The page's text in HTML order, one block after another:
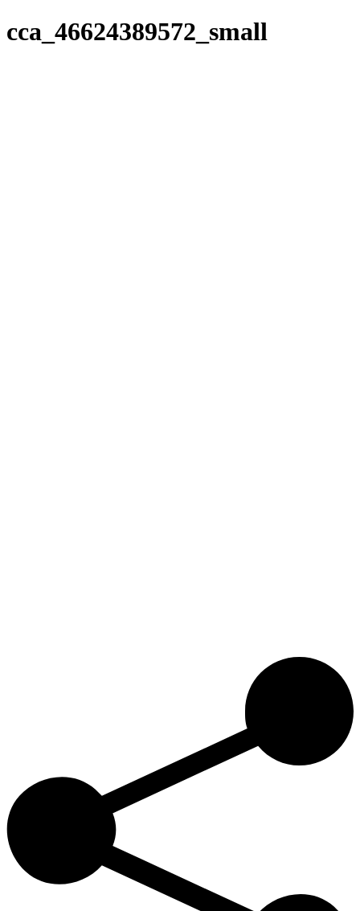
cca_46624389572_small